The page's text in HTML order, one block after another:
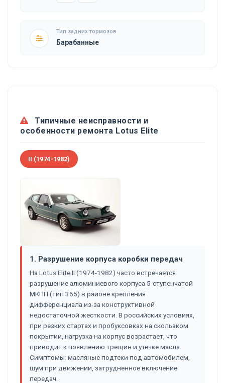
Тип задних тормозов
Барабанные
Типичные неисправности и
особенности ремонта Lotus Elite
II (1974-1982)
1. Разрушение корпуса коробки передач
На Lotus Elite II (1974-1982) часто встречается
разрушение алюминиевого корпуса 5-ступенчатой
МКПП (тип 365) в районе крепления
дифференциала из-за конструктивной
недостаточной жесткости. В российских условиях,
при резких стартах и пробуксовках на скользком
покрытии, нагрузка на корпус возрастает, что
приводит к появлению трещин и утечке масла.
Симптомы: масляные подтеки под автомобилем,
шум при движении, затрудненное включение
передач.